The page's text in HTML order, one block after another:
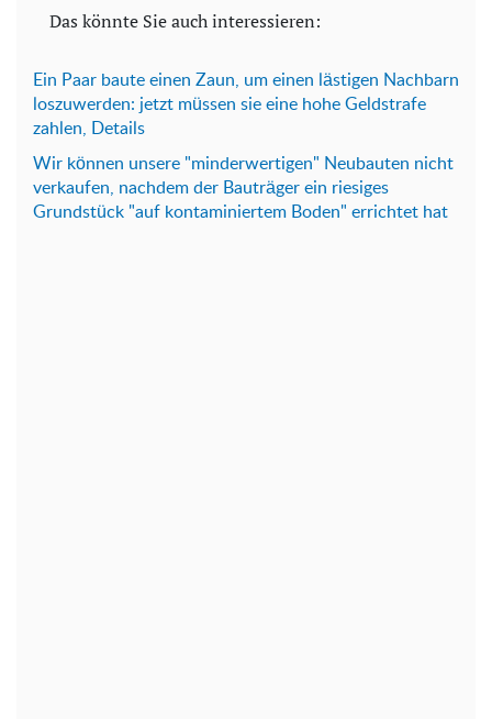
Das könnte Sie auch interessieren:
Ein Paar baute einen Zaun, um einen lästigen Nachbarn
loszuwerden: jetzt müssen sie eine hohe Geldstrafe
zahlen, Details
Wir können unsere "minderwertigen" Neubauten nicht
verkaufen, nachdem der Bauträger ein riesiges
Grundstück "auf kontaminiertem Boden" errichtet hat